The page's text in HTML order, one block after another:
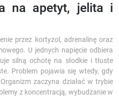
na apetyt, jelita i
przez kortyzol, adrenalinę oraz
U jednych napięcie odbiera
silną ochotę na słodkie i tłuste
Problem pojawia się wtedy, gdy
zaczyna działać w trybie
z koncentracją, wybudzanie w